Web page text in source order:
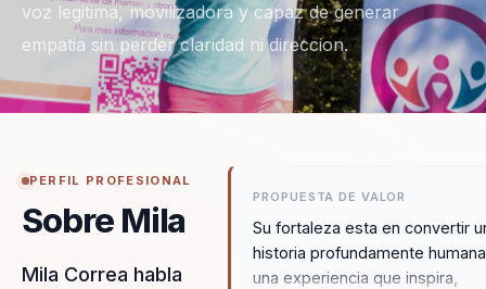
voz legitima, movilizadora y capaz de generar
empatia sin perder claridad ni direccion.
PERFIL PROFESIONAL
Sobre Mila
Mila Correa habla
PROPUESTA DE VALOR
Su fortaleza esta en convertir
historia profundamente
una experiencia que inspira,